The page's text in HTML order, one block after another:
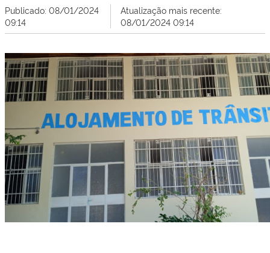
Publicado: 08/01/2024
09:14
Atualização mais recente:
08/01/2024 09:14